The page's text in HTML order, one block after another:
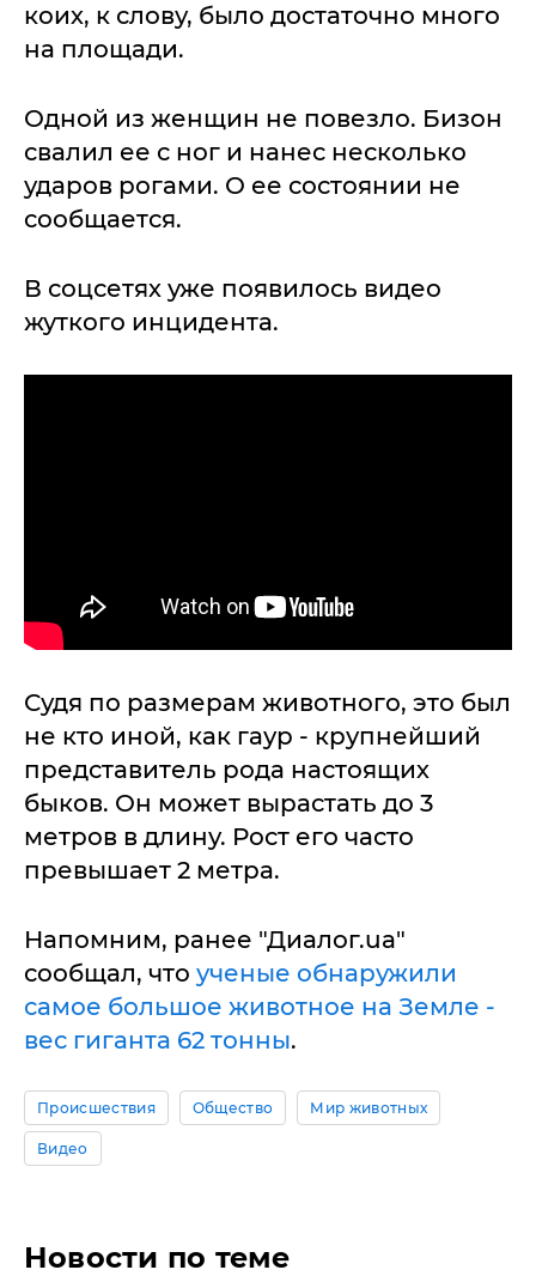
коих, к слову, было достаточно много
на площади.
Одной из женщин не повезло. Бизон
свалил ее с ног и нанес несколько
ударов рогами. О ее состоянии не
сообщается.
В соцсетях уже появилось видео
жуткого инцидента.
Судя по размерам животного, это был
не кто иной, как гаур - крупнейший
представитель рода настоящих
быков. Он может вырастать до 3
метров в длину. Рост его часто
превышает 2 метра.
Напомним, ранее "Диалог.ua"
сообщал, что ученые обнаружили
самое большое животное на Земле -
вес гиганта 62 тонны.
Происшествия Общество Мир животных
Видео
Новости по теме